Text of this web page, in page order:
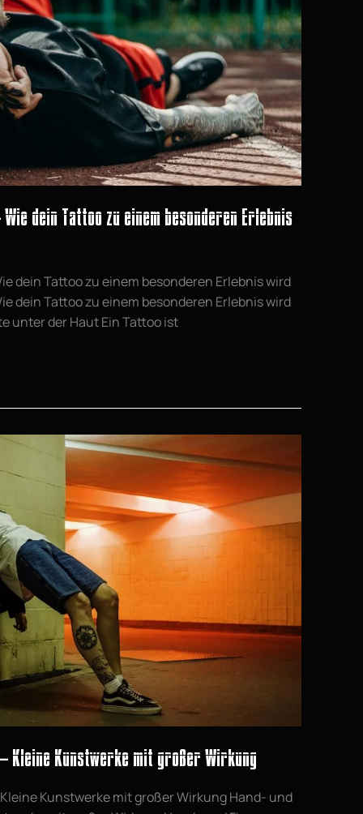
dein Tattoo zu einem besonderen Erlebnis
dein Tattoo zu einem besonderen Erlebnis wird
dein Tattoo zu einem besonderen Erlebnis wird
unter der Haut Ein Tattoo ist
Kleine Kunstwerke mit großer Wirkung
Kunstwerke mit großer Wirkung Hand- und